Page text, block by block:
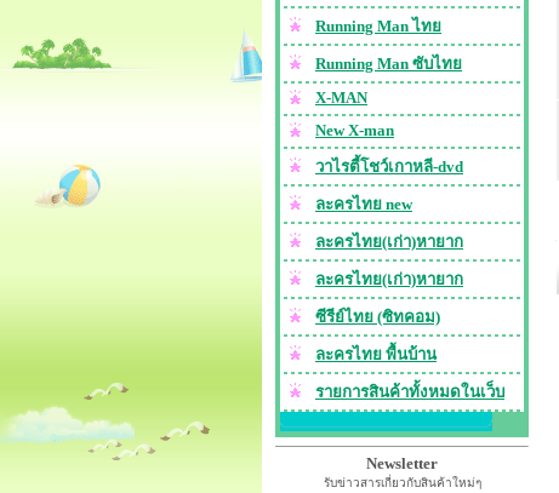
Running Man ไทย
Running Man ซับไทย
X-MAN
New X-man
วาไรตี้โชว์เกาหลี-dvd
ละครไทย new
ละครไทย(เก่า)หายาก
ละครไทย(เก่า)หายาก
ซีรีย์ไทย (ซิทคอม)
ละครไทย พื้นบ้าน
รายการสินค้าทั้งหมดในเว็บ
Newsletter
รับข่าวสารเกี่ยวกับสินค้าใหม่ๆ